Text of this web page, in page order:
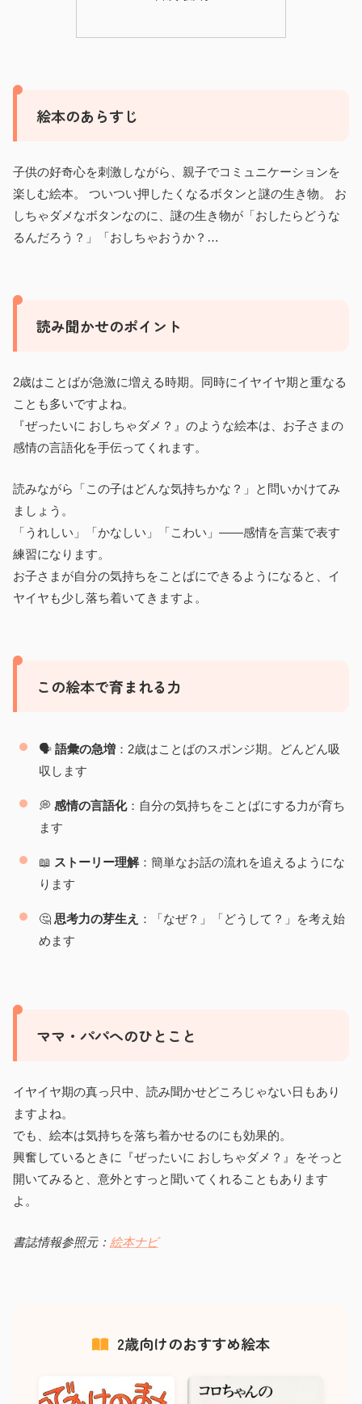
絵本のあらすじ
子供の好奇心を刺激しながら、親子でコミュニケーションを
楽しむ絵本。 ついつい押したくなるボタンと謎の生き物。 お
しちゃダメなボタンなのに、謎の生き物が「おしたらどうな
るんだろう？」「おしちゃおうか？…
読み聞かせのポイント
2歳はことばが急激に増える時期。同時にイヤイヤ期と重なる
ことも多いですよね。
『ぜったいに おしちゃダメ？』のような絵本は、お子さまの
感情の言語化を手伝ってくれます。
読みながら「この子はどんな気持ちかな？」と問いかけてみ
ましょう。
「うれしい」「かなしい」「こわい」——感情を言葉で表す
練習になります。
お子さまが自分の気持ちをことばにできるようになると、イ
ヤイヤも少し落ち着いてきますよ。
この絵本で育まれる力
🗣️ 語彙の急増 ：2歳はことばのスポンジ期。どんどん吸
収します
💭 感情の言語化：自分の気持ちをことばにする力が育ち
ます
📖 ストーリー理解：簡単なお話の流れを追えるようにな
ります
🤔 思考力の芽生え ：「なぜ？」「どうして？」を考え始
めます
ママ・パパへのひとこと
イヤイヤ期の真っ只中、読み聞かせどころじゃない日もあり
ますよね。
でも、絵本は気持ちを落ち着かせるのにも効果的。
興奮しているときに『ぜったいに おしちゃダメ？』をそっと
開いてみると、意外とすっと聞いてくれることもあります
よ。
書誌情報参照元： 絵本ナビ
2歳向けのおすすめ絵本